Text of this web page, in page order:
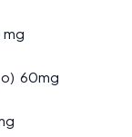
mg
60mg